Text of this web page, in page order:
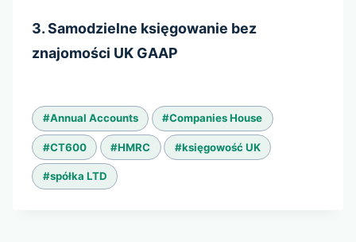
3. Samodzielne księgowanie bez
znajomości UK GAAP
Tagi
wpisu:
#Annual Accounts #Companies House
#CT600 #HMRC #księgowość UK
#spółka LTD